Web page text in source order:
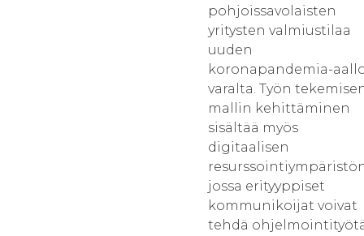
pohjoissavolaisten
yritysten valmiustilaa
uuden
koronapandemia-
varalta. Työn
mallin kehittäminen
sisältää myös
digitaalisen
jossa erityyppiset
kommunikoijat voivat
tehdä